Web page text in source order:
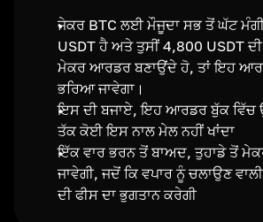
ਜੇਕਰ BTC ਲਈ ਮੌਜੂਦਾ ਸਭ ਤੋਂ ਘੱਟ
USDT ਹੈ ਅਤੇ ਤੁਸੀਂ 4,800 USDT
ਮੇਕਰ ਆਰਡਰ ਬਣਾਉਂਦੇ ਹੋ, ਤਾਂ ਇਹ
ਭਰਿਆ ਜਾਵੇਗਾ।
ਇਸ ਦੀ ਬਜਾਏ, ਇਹ ਆਰਡਰ ਬੁੱਕ ਵਿੱਚ
ਤੱਕ ਕੋਈ ਇਸ ਨਾਲ ਮੇਲ ਨਹੀਂ ਖਾਂਦਾ
ਇੱਕ ਵਾਰ ਭਰਨ ਤੋਂ ਬਾਅਦ, ਤੁਹਾਡੇ ਤੋਂ
ਜਾਵੇਗੀ, ਜਦੋਂ ਕਿ ਵਪਾਰ ਨੂੰ ਚਲਾਉਣ
ਦੀ ਫੀਸ ਦਾ ਭੁਗਤਾਨ ਕਰੇਗੀ